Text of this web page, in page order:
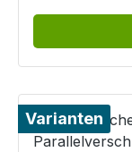
Varianten